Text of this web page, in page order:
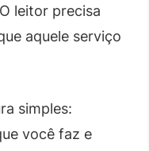
leitor precisa
aquele serviço
simples:
você faz e